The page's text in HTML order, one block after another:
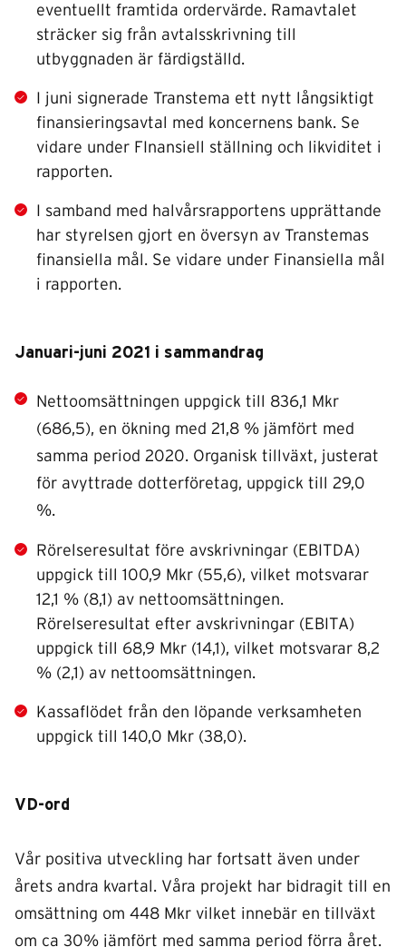
eventuellt framtida ordervärde. Ramavtalet
sträcker sig från avtalsskrivning till
utbyggnaden är färdigställd.
I juni signerade Transtema ett nytt långsiktigt
finansieringsavtal med koncernens bank. Se
vidare under FInansiell ställning och likviditet i
rapporten.
I samband med halvårsrapportens upprättande
har styrelsen gjort en översyn av Transtemas
finansiella mål. Se vidare under Finansiella mål
i rapporten.
Januari-juni 2021 i sammandrag
Nettoomsättningen uppgick till 836,1 Mkr
(686,5), en ökning med 21,8 % jämfört med
samma period 2020. Organisk tillväxt, justerat
för avyttrade dotterföretag, uppgick till 29,0
%.
Rörelseresultat före avskrivningar (EBITDA)
uppgick till 100,9 Mkr (55,6), vilket motsvarar
12,1 % (8,1) av netto­omsättningen.
Rörelseresultat efter avskrivningar (EBITA)
uppgick till 68,9 Mkr (14,1), vilket motsvarar 8,2
% (2,1) av nettoomsättningen.
Kassaflödet från den löpande verksamheten
uppgick till 140,0 Mkr (38,0).
VD-ord
Vår positiva utveckling har fortsatt även under
årets andra kvartal. Våra projekt har bidragit till en
omsättning om 448 Mkr vilket innebär en tillväxt
om ca 30% jämfört med samma period förra året.